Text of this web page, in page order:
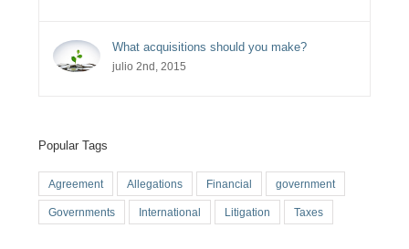
What acquisitions should you make?
julio 2nd, 2015
Popular Tags
Agreement Allegations Financial government
Governments International Litigation Taxes